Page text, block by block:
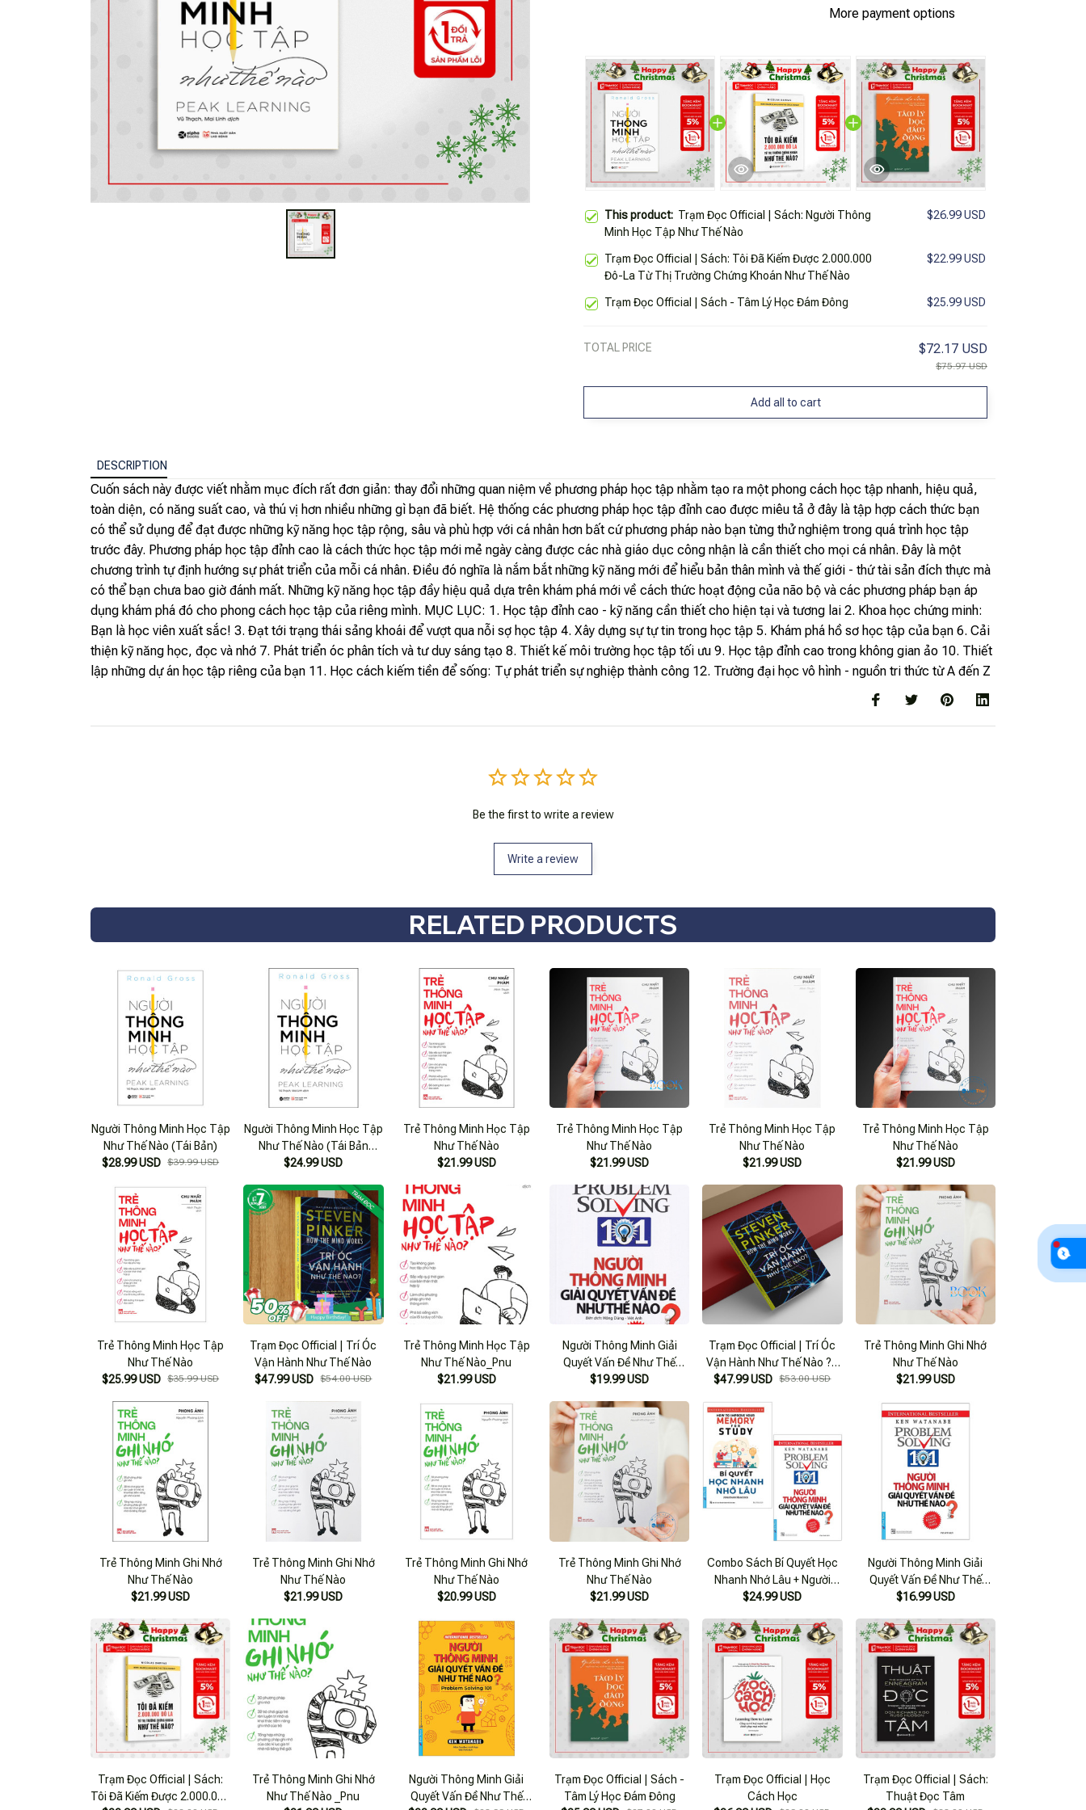
More payment options
This product: Trạm Đọc Official | Sách: Người Thông
Minh Học Tập Như Thế Nào
$26.99 USD
Trạm Đọc Official | Sách: Tôi Đã Kiếm Được 2.000.000
Đô-La Từ Thị Trường Chứng Khoán Như Thế Nào
$22.99 USD
Trạm Đọc Official | Sách - Tâm Lý Học Đám Đông $25.99 USD
TOTAL PRICE $72.17 USD
$75.97 USD
Add all to cart
DESCRIPTION
Cuốn sách này được viết nhằm mục đích rất đơn giản: thay đổi những quan niệm về phương pháp học tập nhằm tạo ra một phong cách học tập nhanh, hiệu quả,
toàn diện, có năng suất cao, và thú vị hơn nhiều những gì bạn đã biết. Hệ thống các phương pháp học tập đỉnh cao được miêu tả ở đây là tập hợp cách thức bạn
có thể sử dụng để đạt được những kỹ năng học tập rộng, sâu và phù hợp với cá nhân hơn bất cứ phương pháp nào bạn từng thử nghiệm trong quá trình học tập
trước đây. Phương pháp học tập đỉnh cao là cách thức học tập mới mẻ ngày càng được các nhà giáo dục công nhận là cần thiết cho mọi cá nhân. Đây là một
chương trình tự định hướng sự phát triển của mỗi cá nhân. Điều đó nghĩa là nắm bắt những kỹ năng mới để hiểu bản thân mình và thế giới - thứ tài sản đích thực mà
có thể bạn chưa bao giờ đánh mất. Những kỹ năng học tập đầy hiệu quả dựa trên khám phá mới về cách thức hoạt động của não bộ và các phương pháp bạn áp
dụng khám phá đó cho phong cách học tập của riêng mình. MỤC LỤC: 1. Học tập đỉnh cao - kỹ năng cần thiết cho hiện tại và tương lai 2. Khoa học chứng minh:
Bạn là học viên xuất sắc! 3. Đạt tới trạng thái sảng khoái để vượt qua nỗi sợ học tập 4. Xây dựng sự tự tin trong học tập 5. Khám phá hồ sơ học tập của bạn 6. Cải
thiện kỹ năng học, đọc và nhớ 7. Phát triển óc phân tích và tư duy sáng tạo 8. Thiết kế môi trường học tập tối ưu 9. Học tập đỉnh cao trong không gian ảo 10. Thiết
lập những dự án học tập riêng của bạn 11. Học cách kiếm tiền để sống: Tự phát triển sự nghiệp thành công 12. Trường đại học vô hình - nguồn tri thức từ A đến Z
Be the first to write a review
Write a review
RELATED PRODUCTS
Người Thông Minh Học Tập
Như Thế Nào (Tái Bản)
$28.99 USD $39.99 USD
Người Thông Minh Học Tập
Như Thế Nào (Tái Bản
2022)
$24.99 USD
Trẻ Thông Minh Học Tập
Như Thế Nào
$21.99 USD
Trẻ Thông Minh Học Tập
Như Thế Nào
$21.99 USD
Trẻ Thông Minh Học Tập
Như Thế Nào
$21.99 USD
Trẻ Thông Minh Học Tập
Như Thế Nào
$21.99 USD
Trẻ Thông Minh Học Tập
Như Thế Nào
$25.99 USD $35.99 USD
Trạm Đọc Official | Trí Óc
Vận Hành Như Thế Nào
$47.99 USD
$54.00 USD
Trẻ Thông Minh Học Tập
Như Thế Nào_Pnu
$21.99 USD
Người Thông Minh Giải
Quyết Vấn Đề Như Thế
Nào?
$19.99 USD
Trạm Đọc Official | Trí Óc
Vận Hành Như Thế Nào ? (
Bản Quyền )
$47.99 USD $53.00 USD
Trẻ Thông Minh Ghi Nhớ
Như Thế Nào
$21.99 USD
Trẻ Thông Minh Ghi Nhớ
Như Thế Nào
$21.99 USD
Trẻ Thông Minh Ghi Nhớ
Như Thế Nào
$21.99 USD
Trẻ Thông Minh Ghi Nhớ
Như Thế Nào
$20.99 USD
Trẻ Thông Minh Ghi Nhớ
Như Thế Nào
$21.99 USD
Combo Sách Bí Quyết Học
Nhanh Nhớ Lâu + Người
Thông Minh Giải Quyết Vấn
Cuốn)
$24.99 USD
Người Thông Minh Giải
Quyết Vấn Đề Như Thế
Nào? (tái Bản 2020)
$16.99 USD
Trạm Đọc Official | Sách:
Tôi Đã Kiếm Được 2.000.000
Trẻ Thông Minh Ghi Nhớ
Như Thế Nào _Pnu
Người Thông Minh Giải
Quyết Vấn Đề Như Thế
Trạm Đọc Official | Sách -
Tâm Lý Học Đám Đông
Trạm Đọc Official | Học
Cách Học
Trạm Đọc Official | Sách:
Thuật Đọc Tâm